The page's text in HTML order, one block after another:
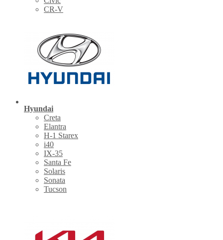
CR-V
Hyundai
Creta
Elantra
H-1 Starex
i40
IX-35
Santa Fe
Solaris
Sonata
Tucson